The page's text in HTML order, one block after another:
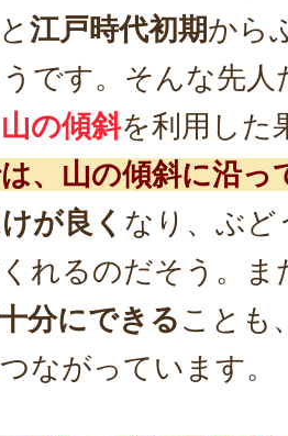
江戸時代初期から
です。そんな先人
山の傾斜を利用した
、山の傾斜に沿っ
が良く なり、ぶど
れるのだそう。ま
分にできる ことも
ながっています。